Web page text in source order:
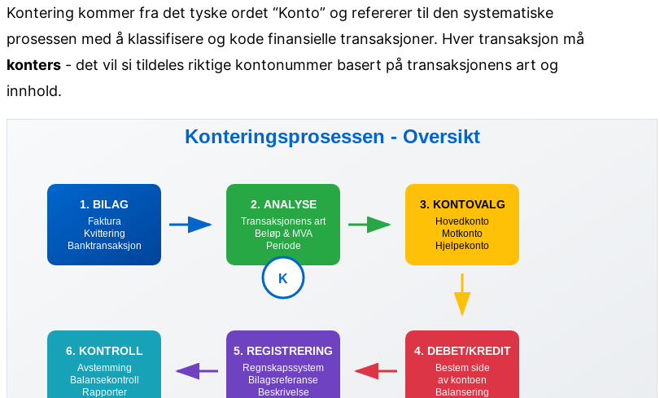
Kontering kommer fra det tyske ordet “Konto” og refererer til den systematiske
prosessen med å klassifisere og kode finansielle transaksjoner. Hver transaksjon må
konters - det vil si tildeles riktige kontonummer basert på transaksjonens art og
innhold.